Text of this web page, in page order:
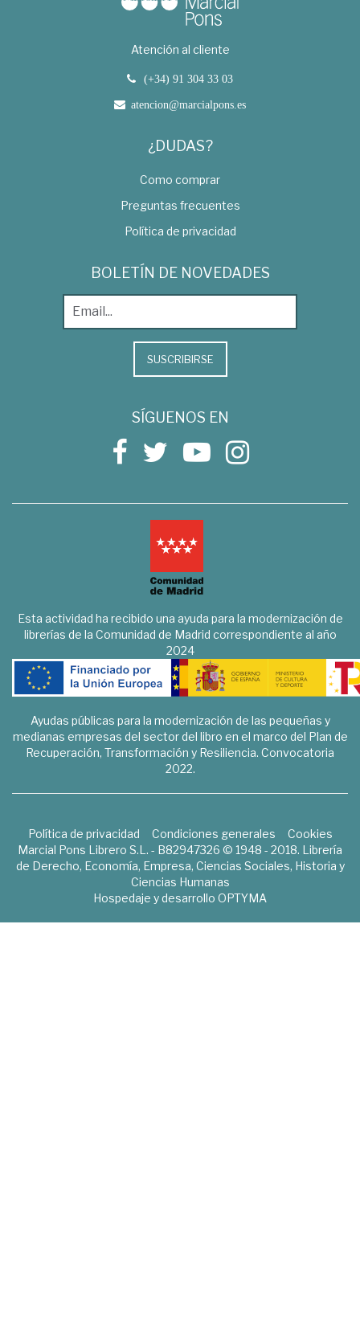
Atención al cliente
(+34) 91 304 33 03
atencion@marcialpons.es
¿DUDAS?
Como comprar
Preguntas frecuentes
Política de privacidad
BOLETÍN DE NOVEDADES
SUSCRIBIRSE
SÍGUENOS EN
Esta actividad ha recibido una ayuda para la modernización de
librerías de la Comunidad de Madrid correspondiente al año
2024
Ayudas públicas para la modernización de las pequeñas y
medianas empresas del sector del libro en el marco del Plan de
Recuperación, Transformación y Resiliencia. Convocatoria
2022.
Política de privacidad Condiciones generales
Cookies
Marcial Pons Librero S.L. - B82947326 © 1948 - 2018. Librería
de Derecho, Economía, Empresa, Ciencias Sociales, Historia y
Ciencias Humanas
Hospedaje y desarrollo OPTYMA